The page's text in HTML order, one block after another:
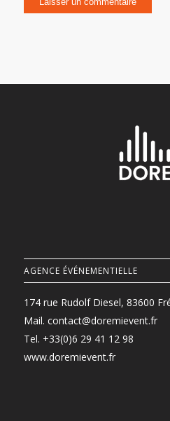
AGENCE ÉVÉNEMENTIELLE
174 rue Rudolf Diesel, 83600
Mail. contact@doremievent.fr
Tel. +33(0)6 29 41 12 98
www.doremievent.fr